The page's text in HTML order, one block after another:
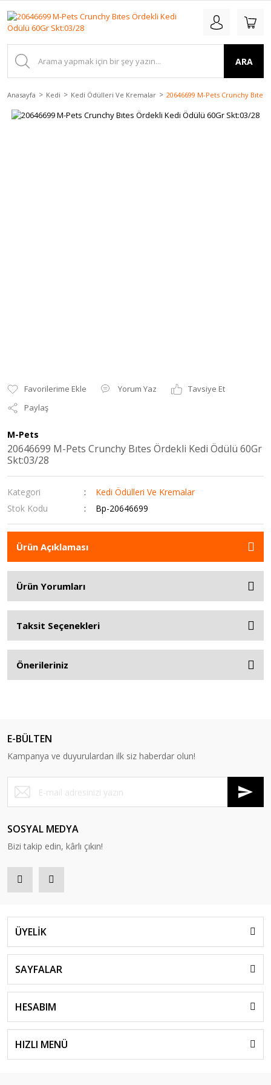
ARA
Anasayfa Kedi Kedi Ödülleri Ve Kremalar 20646699 M-Pets Crunchy
Yorum Yaz
Tavsiye Et
Paylaş
M-Pets
20646699 M-Pets Crunchy Bıtes Ördekli Kedi Ödülü 60Gr
Skt:03/28
Kategori
Kedi Ödülleri Ve Kremalar
Stok Kodu
Bp-20646699
Ürün Açıklaması
Ürün Yorumları
Taksit Seçenekleri
Önerileriniz
E-BÜLTEN
Kampanya ve duyurulardan ilk siz haberdar olun!
SOSYAL MEDYA
Bizi takip edin, kârlı çıkın!
ÜYELİK
SAYFALAR
HESABIM
HIZLI MENÜ